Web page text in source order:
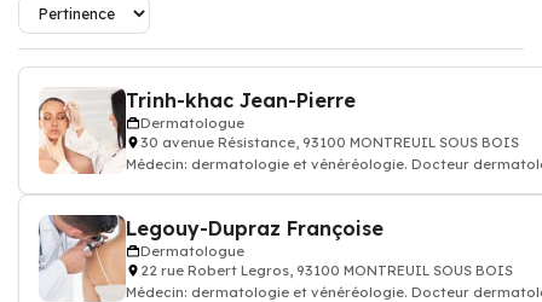
Trinh-khac Jean-Pierre
Dermatologue
30 avenue Résistance, 93100 MONTREUIL SOUS BOIS
Médecin: dermatologie et vénéréologie. Docteur
Legouy-Dupraz Françoise
Dermatologue
22 rue Robert Legros, 93100 MONTREUIL SOUS BOIS
Médecin: dermatologie et vénéréologie. Docteur